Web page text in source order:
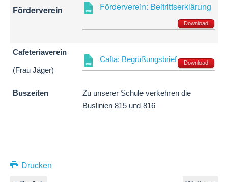
Förderverein
Förderverein: Beitrittserklärung
Download
Cafeteriaverein
(Frau Jäger)
Cafta: Begrüßungsbrief Download
Buszeiten
Zu unserer Schule verkehren die
Buslinien 815 und 816
Drucken